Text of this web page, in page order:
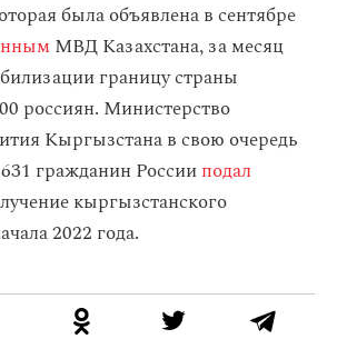
была объявлена в сентябре
МВД Казахстана, за месяц
границу страны
россиян. Министерство
Кыргызстана в свою очередь
гражданин Россииподал
кыргызстанского
2022 года.